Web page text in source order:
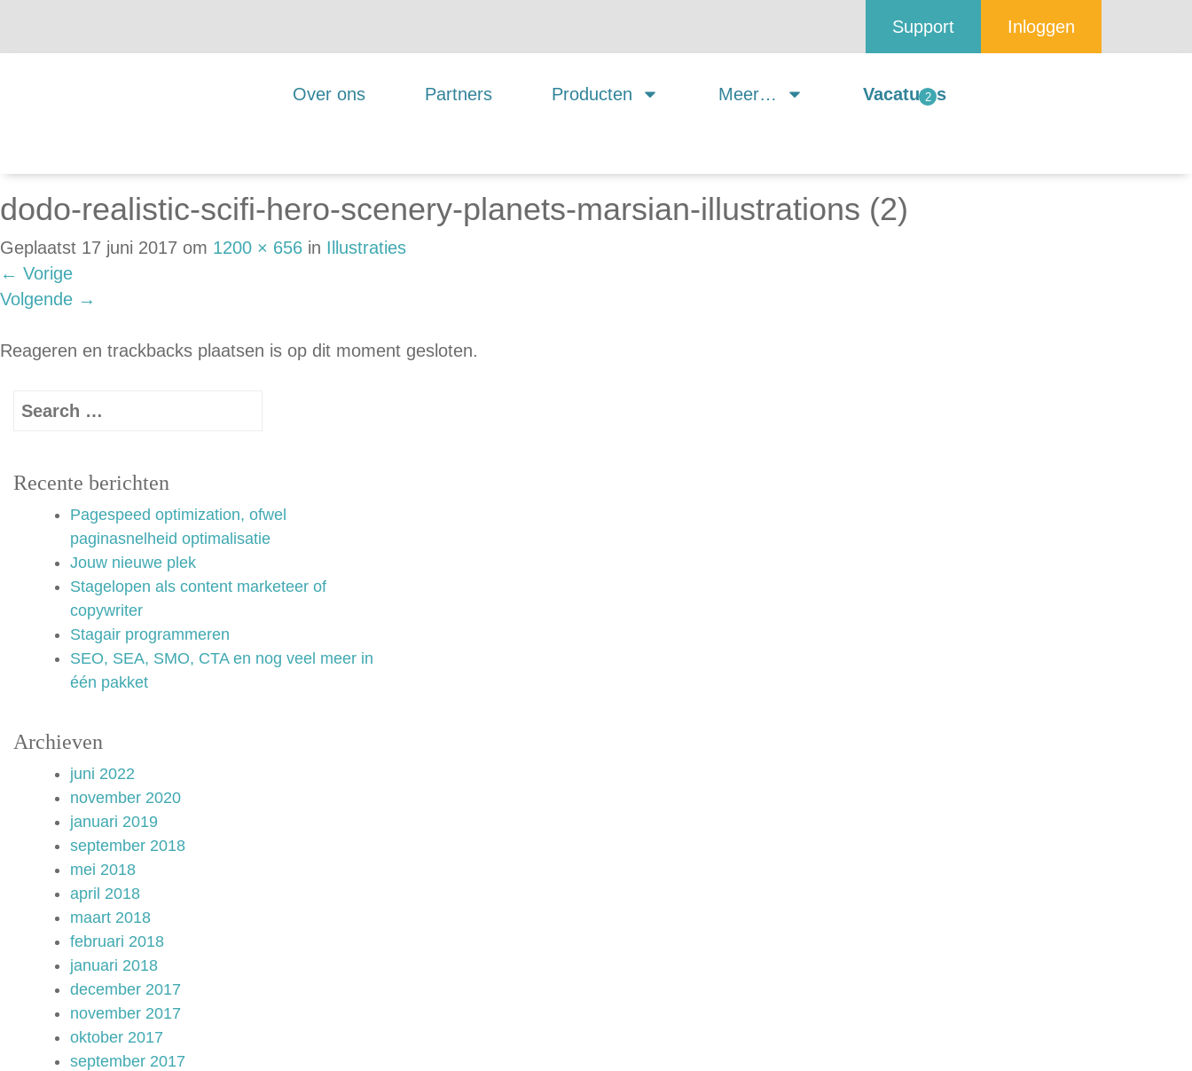
Support Inloggen
Over ons Partners Producten Meer… Vacatures
dodo-realistic-scifi-hero-scenery-planets-marsian-illustrations (2)
Geplaatst 17 juni 2017 om 1200 × 656 in Illustraties
← Vorige
Volgende →
Reageren en trackbacks plaatsen is op dit moment gesloten.
Recente berichten
Pagespeed optimization, ofwel
paginasnelheid optimalisatie
Jouw nieuwe plek
Stagelopen als content marketeer of
copywriter
Stagair programmeren
SEO, SEA, SMO, CTA en nog veel meer in
één pakket
Archieven
juni 2022
november 2020
januari 2019
september 2018
mei 2018
april 2018
maart 2018
februari 2018
januari 2018
december 2017
november 2017
oktober 2017
september 2017